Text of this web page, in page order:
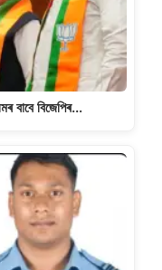
বাবে বিজেপিৰ…